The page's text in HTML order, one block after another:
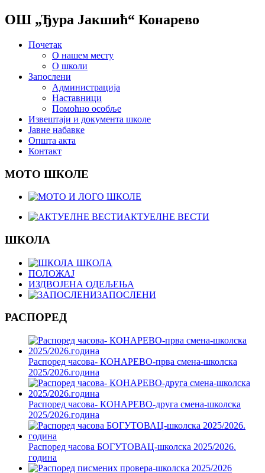
ОШ „Ђура Јакшић“ Конарево
Почетак
О нашем месту
О школи
Запослени
Администрација
Наставници
Помоћно особље
Извештаји и документа школе
Јавне набавке
Општа акта
Контакт
МОТО ШКОЛЕ
АКТУЕЛНЕ ВЕСТИ
ШКОЛА
ШКОЛА
ПОЛОЖАЈ
ИЗДВОЈЕНА ОДЕЉЕЊА
ЗАПОСЛЕНИ
РАСПОРЕД
Распоред часова- КОНАРЕВО-прва смена-школска
2025/2026.година
Распоред часова- КОНАРЕВО-друга смена-школска
2025/2026.година
Распоред часова БОГУТОВАЦ-школска 2025/2026.
година